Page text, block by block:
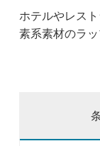
ホテルやレス
素系素材のラッ